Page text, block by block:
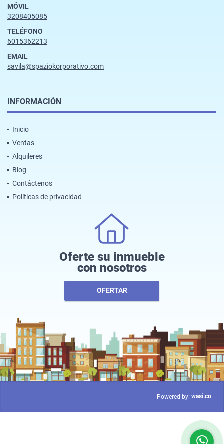
MÓVIL
3208405085
TELÉFONO
6015362213
EMAIL
savila@spaziokorporativo.com
INFORMACIÓN
Inicio
Ventas
Alquileres
Blog
Contáctenos
Políticas de privacidad
Oferte su inmueble
con nosotros
OFERTAR
Powered by: wasi.co